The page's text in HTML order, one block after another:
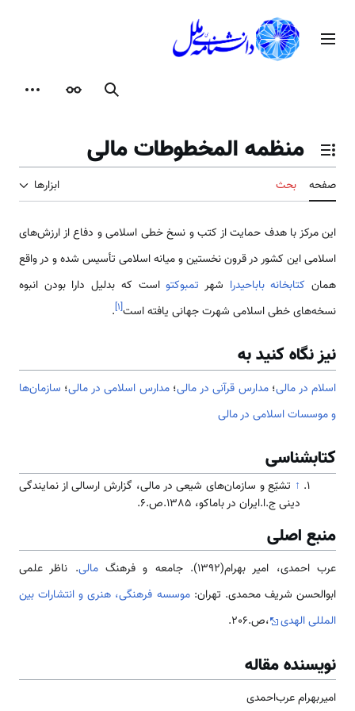
محتوامنوی اصلی
جستجوظاهر
تغییر وضعیت فهرست محتویات
منظمه المخطوطات مالی
صفحه بحث ابزارها
این مرکز با هدف حمایت از کتب و نسخ خطی اسلامی و دفاع از ارزش‌های
اسلامی این کشور در قرون نخستین و میانه اسلامی تأسیس شده و در واقع
همان کتابخانه باباحیدرا شهر تمبوکتواست که بدلیل دارا بودن انبوه
نسخه‌های خطی اسلامی شهرت جهانی یافته است[۱]
.
نیز نگاه کنید به
اسلام در مالی؛مدارس قرآنی در مالی؛مدارس اسلامی در مالی؛ سازمان‌ها
و موسسات اسلامی در مالی
کتابشناسی
↑ تشیّع و سازمان‌های شیعی در مالی، گزارش ارسالی از نمایندگی
دینی ج.ا.ایران در باماکو، 1385.ص.6.
منبع اصلی
عرب احمدی، امیر بهرام(1392). جامعه و فرهنگ مالی. ناظر علمی
ابوالحسن شریف محمدی. تهران:موسسه فرهنگی، هنری و انتشارات بین
المللی الهدی
،ص.206.
نویسنده مقاله
امیربهرام‌ عرب‌احمدی